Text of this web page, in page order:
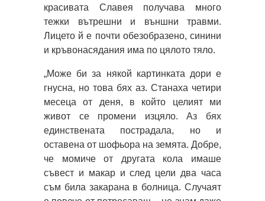
красивата Славея получава много
тежки вътрешни и външни травми.
Лицето й е почти обезобразено, синини
и кръвонасядания има по цялото тяло.
„Може би за някой картинката дори е
гнусна, но това бях аз. Станаха четири
месеца от деня, в който целият ми
живот се промени изцяло. Аз бях
единствената пострадала, но и
оставена от шофьора на земята. Добре,
че момиче от другата кола имаше
съвест и макар и след цели два часа
съм била закарана в болница. Случаят